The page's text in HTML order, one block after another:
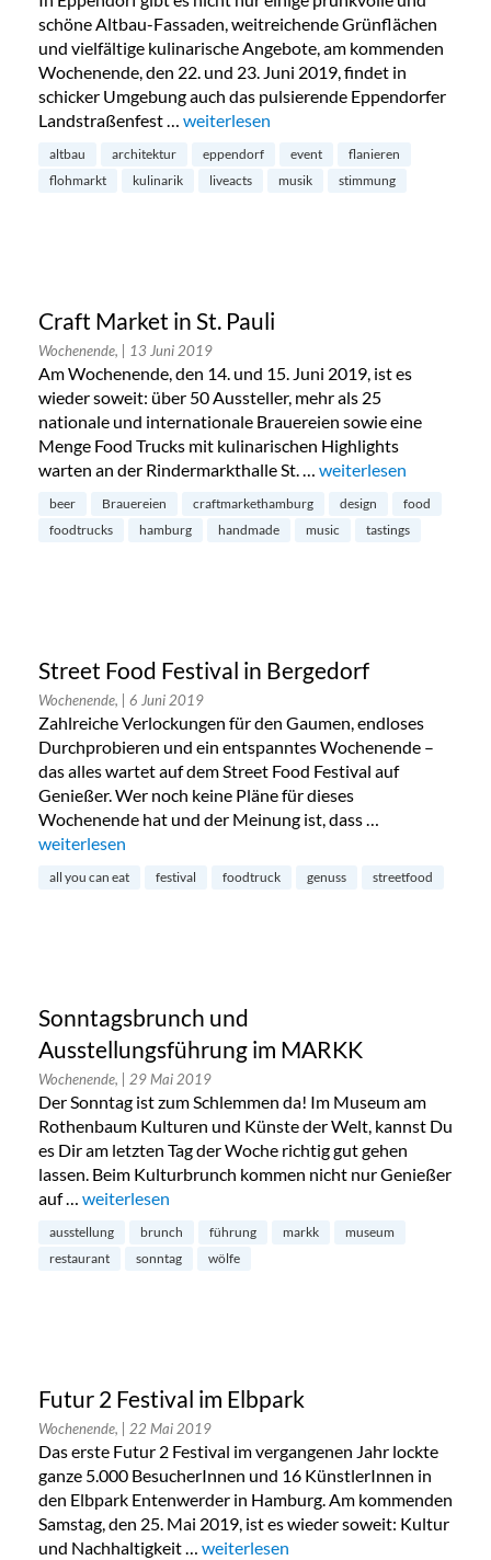
schöne Altbau-Fassaden, weitreichende Grünflächen
und vielfältige kulinarische Angebote, am kommenden
Wochenende, den 22. und 23. Juni 2019, findet in
schicker Umgebung auch das pulsierende Eppendorfer
Landstraßenfest … „Eppendorfer Landstraßenfest“
weiterlesen
altbau architektur eppendorf event
flanieren
flohmarkt
kulinarik liveacts musik stimmung
Craft Market in St. Pauli
Wochenende, | 13 Juni 2019
Am Wochenende, den 14. und 15. Juni 2019, ist es
wieder soweit: über 50 Aussteller, mehr als 25
nationale und internationale Brauereien sowie eine
Menge Food Trucks mit kulinarischen Highlights
warten an der Rindermarkthalle St. … „Craft Market in St.
weiterlesen
beer Brauereien craftmarkethamburg design
food
foodtrucks
hamburg handmade music tastings
Street Food Festival in Bergedorf
Wochenende, | 6 Juni 2019
Zahlreiche Verlockungen für den Gaumen, endloses
Durchprobieren und ein entspanntes Wochenende –
das alles wartet auf dem Street Food Festival auf
Genießer. Wer noch keine Pläne für dieses
Wochenende hat und der Meinung ist, dass …
„Street Food Festival in Bergedorf“
weiterlesen
all you can eat festival foodtruck genuss streetfood
Sonntagsbrunch und
Ausstellungsführung im MARKK
Wochenende, | 29 Mai 2019
Der Sonntag ist zum Schlemmen da! Im Museum am
Rothenbaum Kulturen und Künste der Welt, kannst Du
es Dir am letzten Tag der Woche richtig gut gehen
lassen. Beim Kulturbrunch kommen nicht nur Genießer
auf … „Sonntagsbrunch und Ausstellungsführung im
weiterlesen
ausstellung brunch führung markk
museum
restaurant
sonntag wölfe
Futur 2 Festival im Elbpark
Wochenende, | 22 Mai 2019
Das erste Futur 2 Festival im vergangenen Jahr lockte
ganze 5.000 BesucherInnen und 16 KünstlerInnen in
den Elbpark Entenwerder in Hamburg. Am kommenden
Samstag, den 25. Mai 2019, ist es wieder soweit: Kultur
und Nachhaltigkeit … „Futur 2 Festival im Elbpark“
weiterlesen